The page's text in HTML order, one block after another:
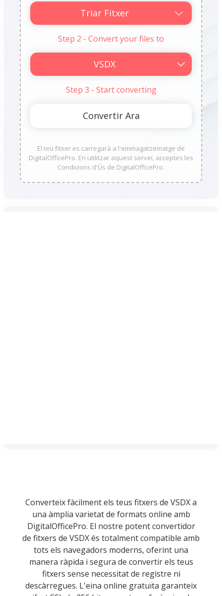
Triar Fitxer
Step 2 - Convert your files to
Step 3 - Start converting
El teu fitxer es carregarà a l'emmagatzematge de
DigitalOfficePro. En utilitzar aquest servei, acceptes les
Condicions d'Ús de DigitalOfficePro.
Converteix fàcilment els teus fitxers de VSDX a
una àmplia varietat de formats online amb
DigitalOfficePro. El nostre potent convertidor
de fitxers de VSDX és totalment compatible amb
tots els navegadors moderns, oferint una
manera ràpida i segura de convertir els teus
fitxers sense necessitat de registre ni
descàrregues. L'eina online gratuïta garanteix